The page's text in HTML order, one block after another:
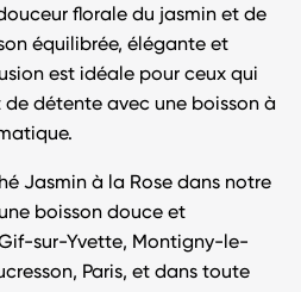
florale du jasmin et de
équilibrée, élégante et
est idéale pour ceux qui
détente avec une boisson à
Jasmin à la Rose dans notre
boisson douce et
sur-Yvette, Montigny-le-
, Paris, et dans toute